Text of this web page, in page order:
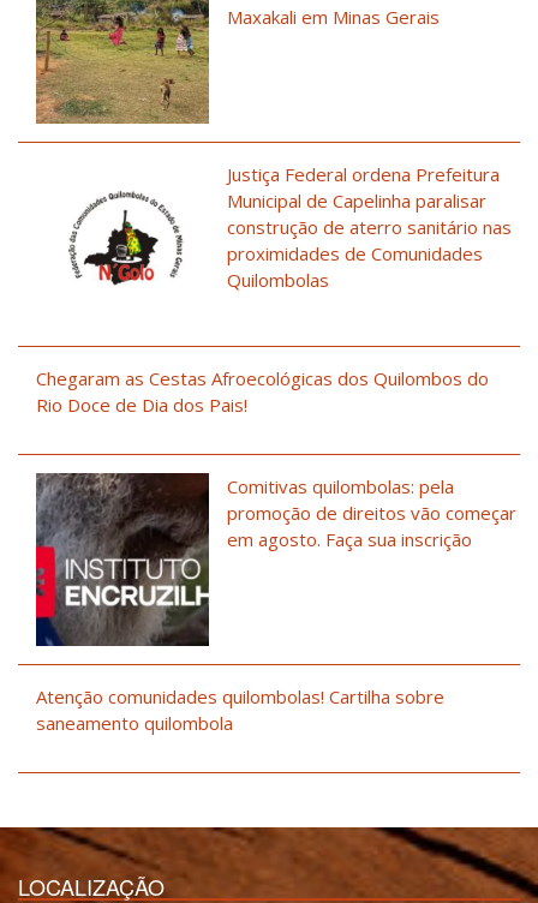
Maxakali em Minas Gerais
Justiça Federal ordena Prefeitura
Municipal de Capelinha paralisar
construção de aterro sanitário nas
proximidades de Comunidades
Quilombolas
Chegaram as Cestas Afroecológicas dos Quilombos do
Rio Doce de Dia dos Pais!
Comitivas quilombolas: pela
promoção de direitos vão começar
em agosto. Faça sua inscrição
Atenção comunidades quilombolas! Cartilha sobre
saneamento quilombola
LOCALIZAÇÃO